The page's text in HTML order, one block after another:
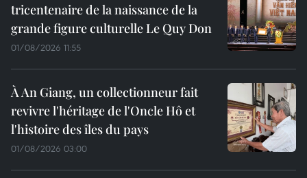
tricentenaire de la naissance de la
grande figure culturelle Le Quy Don
01/08/2026 11:55
À An Giang, un collectionneur fait
revivre l'héritage de l'Oncle Hô et
l'histoire des îles du pays
01/08/2026 03:00